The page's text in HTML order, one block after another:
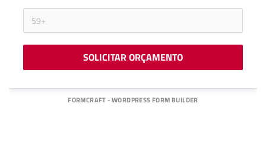
SOLICITAR ORÇAMENTO
FORMCRAFT - WORDPRESS FORM BUILDER